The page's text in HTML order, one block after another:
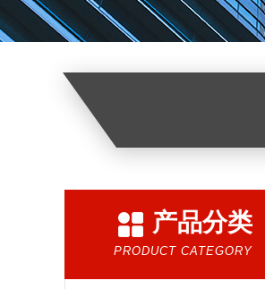
产品分类
PRODUCT CATEGORY